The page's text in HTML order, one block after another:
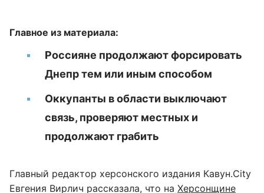
Главное из материала:
Россияне продолжают форсировать
Днепр тем или иным способом
Оккупанты в области выключают
связь, проверяют местных и
продолжают грабить
Главный редактор херсонского издания Кавун.City
Евгения Вирлич рассказала, что на Херсонщине